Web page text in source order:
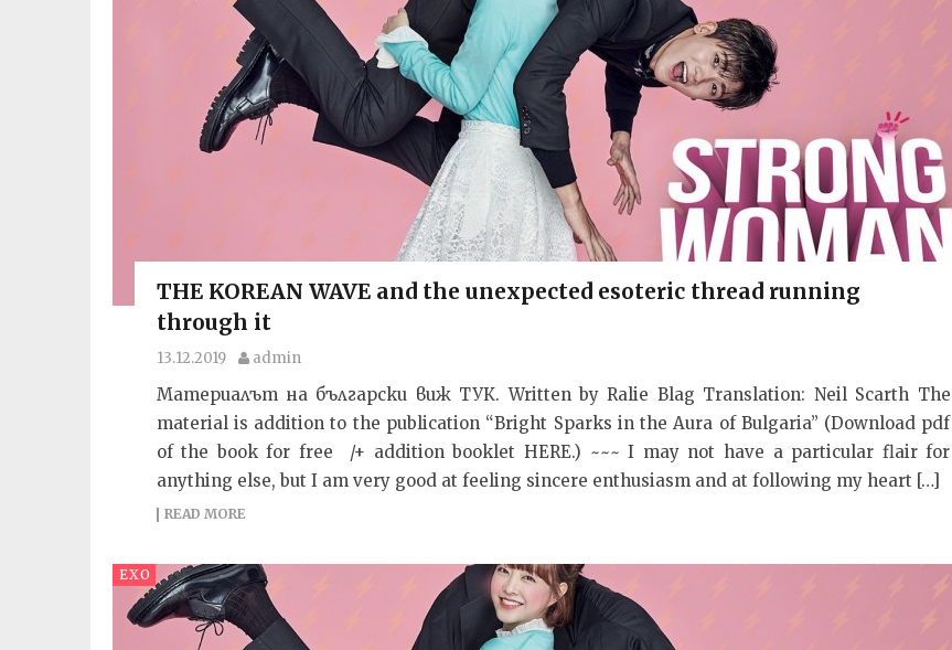
THE KOREAN WAVE and the unexpected esoteric thread running
through it
13.12.2019 admin
Материалът на български виж ТУК. Written by Ralie Blag Translation: Neil Scarth The
material is addition to the publication “Bright Sparks in the Aura of Bulgaria” (Download pdf
of the book for free /+ addition booklet HERE.) ~~~ I may not have a particular flair for
anything else, but I am very good at feeling sincere enthusiasm and at following my heart […]
READ MORE
EXO